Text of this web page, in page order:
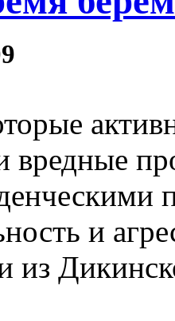
вредные
и
из